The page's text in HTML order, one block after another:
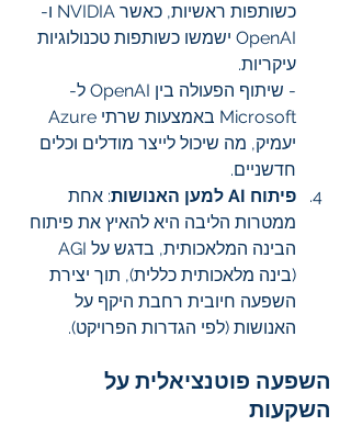
כשותפות ראשיות, כאשר NVIDIA ו-
OpenAI ישמשו כשותפות טכנולוגיות
עיקריות.
- שיתוף הפעולה בין OpenAI ל-
יעמיק, מה שיכול לייצר מודלים וכלים
חדשניים.
פיתוח AI למען האנושות
: אחת
ממטרות הליבה היא להאיץ את פיתוח
(בינה מלאכותית כללית), תוך יצירת
השפעה חיובית רחבת היקף על
האנושות (לפי הגדרות הפרויקט).
השפעה פוטנציאלית על
השקעות